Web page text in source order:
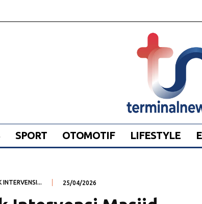
SPORT OTOMOTIF LIFESTYLE
INTERVENSI... 25/04/2026